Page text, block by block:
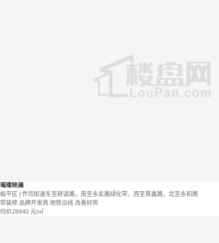
璀璨映澜
临平区 | 乔司街道东至耕读路，南至永玄路绿化带，西至育鑫路，北至永和路
带装修 品牌开发商 地铁沿线 改善好房
均价28940 元/㎡